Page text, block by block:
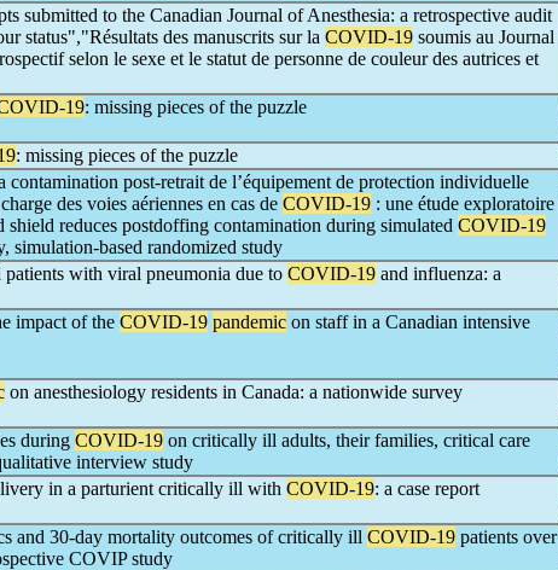
submitted to the Canadian Journal of Anesthesia: a retrospective audit
status","Résultats des manuscrits sur la COVID-19 soumis au Journal
selon le sexe et le statut de personne de couleur des autrices et
19: missing pieces of the puzzle
: missing pieces of the puzzle
post-retrait de l’équipement de protection individuelle
des voies aériennes en cas de COVID-19 : une étude exploratoire
reduces postdoffing contamination during simulated COVID-19
simulation-based randomized study
with viral pneumonia due to COVID-19 and influenza: a
impact of the COVID-19 pandemic on staff in a Canadian intensive
on anesthesiology residents in Canada: a nationwide survey
during COVID-19 on critically ill adults, their families, critical care
interview study
in a parturient critically ill with COVID-19: a case report
and 30-day mortality outcomes of critically ill COVID-19 patients over
COVIP study